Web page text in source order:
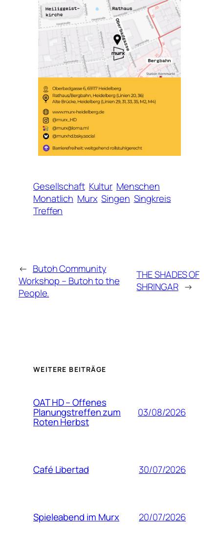
Gesellschaft Kultur Menschen
Monatlich Murx Singen Singkreis
Treffen
← Butoh Community
Workshop – Butoh to the
People.
THE SHADES OF
SHRINGAR →
WEITERE BEITRÄGE
OAT HD – Offenes
Planungstreffen zum
Roten Herbst
03/08/2026
Café Libertad 30/07/2026
Spieleabend im Murx 20/07/2026